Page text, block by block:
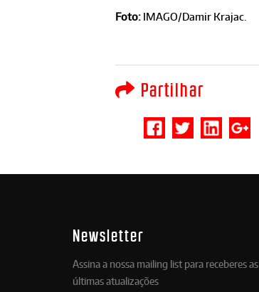
Foto: IMAGO/Damir Krajac.
Partilhar
Newsletter
Assina a nossa mailing list para receberes as
últimas atualizações